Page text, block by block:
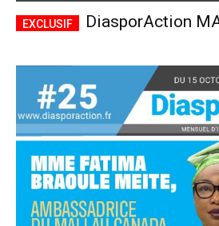
Accès complet
$22 / anplaceholder text
Tous les articles
DiasporAction